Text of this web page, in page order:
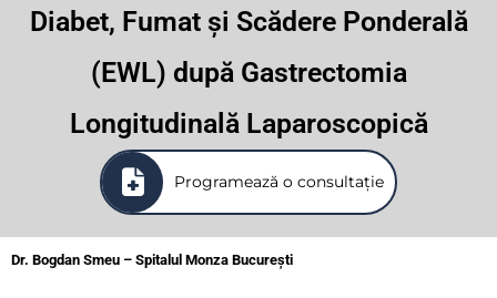
Diabet, Fumat și Scădere Ponderală
(EWL) după Gastrectomia
Longitudinală Laparoscopică
Programează o consultație
Dr. Bogdan Smeu – Spitalul Monza București